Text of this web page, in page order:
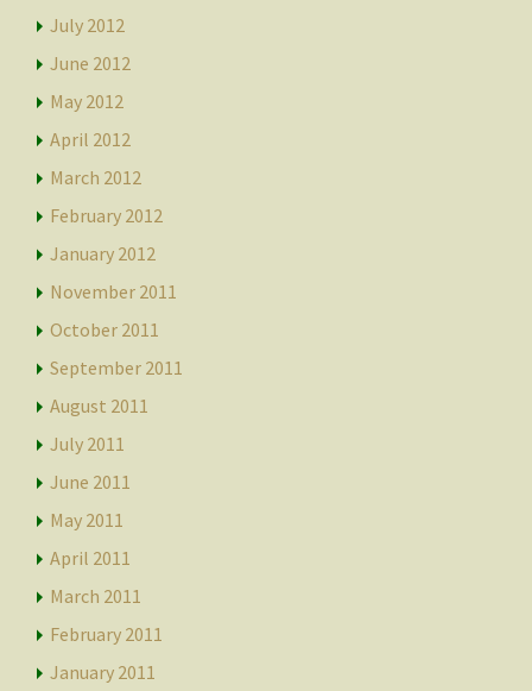
July 2012
June 2012
May 2012
April 2012
March 2012
February 2012
January 2012
November 2011
October 2011
September 2011
August 2011
July 2011
June 2011
May 2011
April 2011
March 2011
February 2011
January 2011